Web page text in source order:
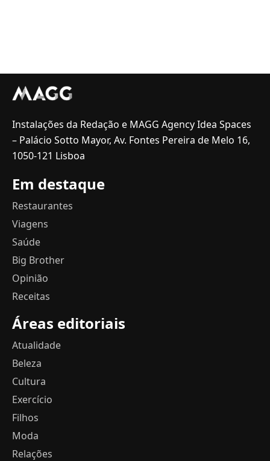
Instalações da Redação e MAGG Agency Idea Spaces
– Palácio Sotto Mayor, Av. Fontes Pereira de Melo 16,
1050-121 Lisboa
Em destaque
Restaurantes
Viagens
Saúde
Big Brother
Opinião
Receitas
Áreas editoriais
Atualidade
Beleza
Cultura
Exercício
Filhos
Moda
Relações